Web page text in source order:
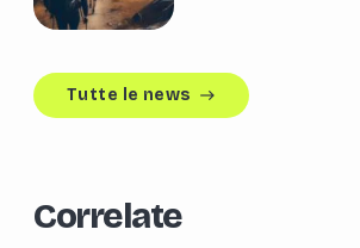
Tutte le news east
Correlate